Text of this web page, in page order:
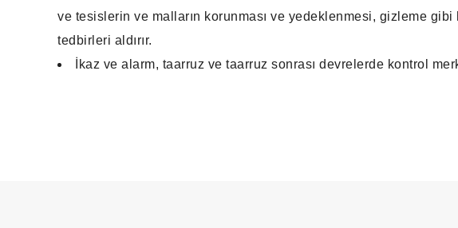
ve tesislerin ve malların korunması ve yedeklenmesi, gizleme
tedbirleri aldırır.
İkaz ve alarm, taarruz ve taarruz sonrası devrelerde kontrol